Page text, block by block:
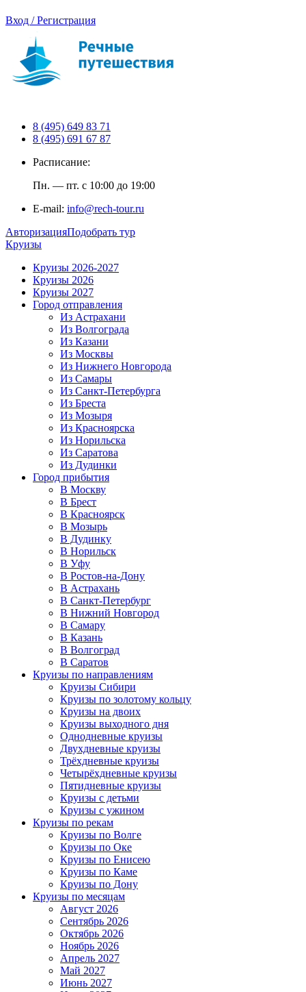
Вход / Регистрация
8 (495) 649 83 71
8 (495) 691 67 87
Расписание:
Пн. — пт. с 10:00 до 19:00
E-mail: info@rech-tour.ru
АвторизацияПодобрать тур
Круизы
Круизы 2026-2027
Круизы 2026
Круизы 2027
Город отправления
Из Астрахани
Из Волгограда
Из Казани
Из Москвы
Из Нижнего Новгорода
Из Самары
Из Санкт-Петербурга
Из Бреста
Из Мозыря
Из Красноярска
Из Норильска
Из Саратова
Из Дудинки
Город прибытия
В Москву
В Брест
В Красноярск
В Мозырь
В Дудинку
В Норильск
В Уфу
В Ростов-на-Дону
В Астрахань
В Санкт-Петербург
В Нижний Новгород
В Самару
В Казань
В Волгоград
В Саратов
Круизы по направлениям
Круизы Сибири
Круизы по золотому кольцу
Круизы на двоих
Круизы выходного дня
Однодневные круизы
Двухдневные круизы
Трёхдневные круизы
Четырёхдневные круизы
Пятидневные круизы
Круизы с детьми
Круизы с ужином
Круизы по рекам
Круизы по Волге
Круизы по Оке
Круизы по Енисею
Круизы по Каме
Круизы по Дону
Круизы по месяцам
Август 2026
Сентябрь 2026
Октябрь 2026
Ноябрь 2026
Апрель 2027
Май 2027
Июнь 2027